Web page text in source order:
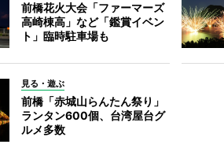
前橋花火大会「ファーマーズ
高崎棟高」など「鑑賞イベン
ト」臨時駐車場も
見る・遊ぶ
前橋「赤城山らんたん祭り」
ランタン600個、台湾屋台グ
ルメ多数